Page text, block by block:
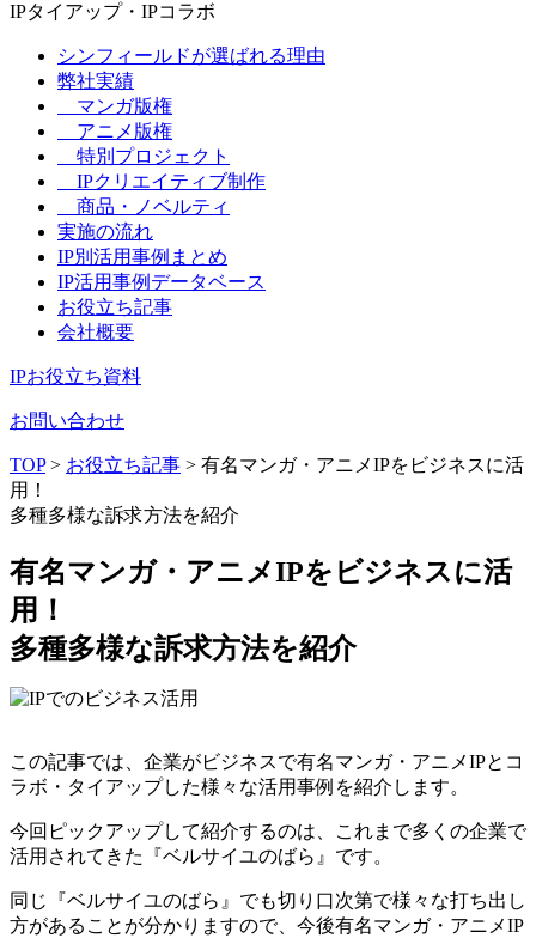
IPタイアップ・IPコラボ
シンフィールドが選ばれる理由
弊社実績
マンガ版権
アニメ版権
特別プロジェクト
IPクリエイティブ制作
商品・ノベルティ
実施の流れ
IP別活用事例まとめ
IP活用事例データベース
お役立ち記事
会社概要
IPお役立ち資料
お問い合わせ
TOP> お役立ち記事 > 有名マンガ・アニメIPをビジネスに活
用！
多種多様な訴求方法を紹介
有名マンガ・アニメIPをビジネスに活
用！
多種多様な訴求方法を紹介
この記事では、企業がビジネスで有名マンガ・アニメIPとコ
ラボ・タイアップした様々な活用事例を紹介します。
今回ピックアップして紹介するのは、これまで多くの企業で
活用されてきた『ベルサイユのばら』です。
同じ『ベルサイユのばら』でも切り口次第で様々な打ち出し
方があることが分かりますので、今後有名マンガ・アニメIP